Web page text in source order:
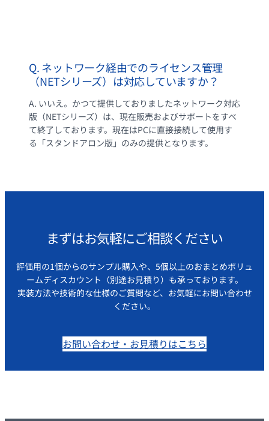
Q. ネットワーク経由でのライセンス管理
（NETシリーズ）は対応していますか？
A. いいえ。かつて提供しておりましたネットワーク対応
版（NETシリーズ）は、現在販売およびサポートをすべ
て終了しております。現在はPCに直接接続して使用す
る「スタンドアロン版」のみの提供となります。
まずはお気軽にご相談ください
評価用の1個からのサンプル購入や、5個以上のおまとめボリュ
ームディスカウント（別途お見積り）も承っております。
実装方法や技術的な仕様のご質問など、お気軽にお問い合わせ
ください。
お問い合わせ・お見積りはこちら